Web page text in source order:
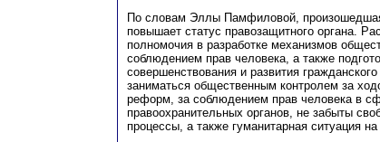
По словам Эллы Памфиловой,
повышает статус правозащитного органа.
полномочия в разработке механизмов
соблюдением прав человека, а также
совершенствования и развития
заниматься общественным контролем за
реформ, за соблюдением прав человека в
правоохранительных органов, не забыты
процессы, а также гуманитарная ситуация